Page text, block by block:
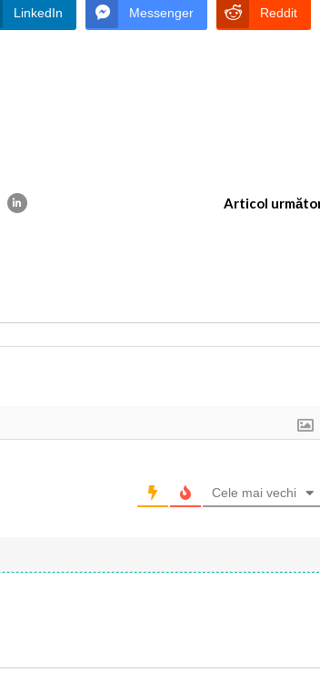
LinkedIn Messenger Reddit
Articol
Cele mai vechi